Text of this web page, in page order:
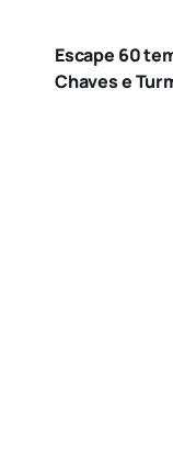
Escape 60
Chaves e